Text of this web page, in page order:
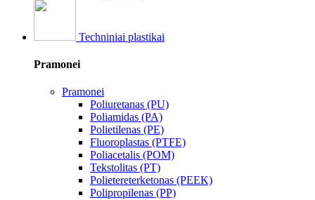
Techniniai plastikai
Pramonei
Pramonei
Poliuretanas (PU)
Poliamidas (PA)
Polietilenas (PE)
Fluoroplastas (PTFE)
Poliacetalis (POM)
Tekstolitas (PT)
Polietereterketonas (PEEK)
Polipropilenas (PP)